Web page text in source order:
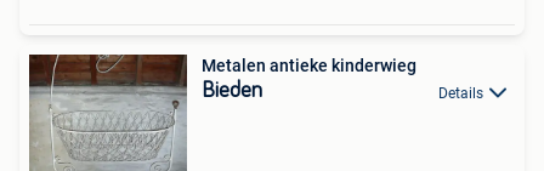
Metalen antieke kinderwieg
Bieden Details